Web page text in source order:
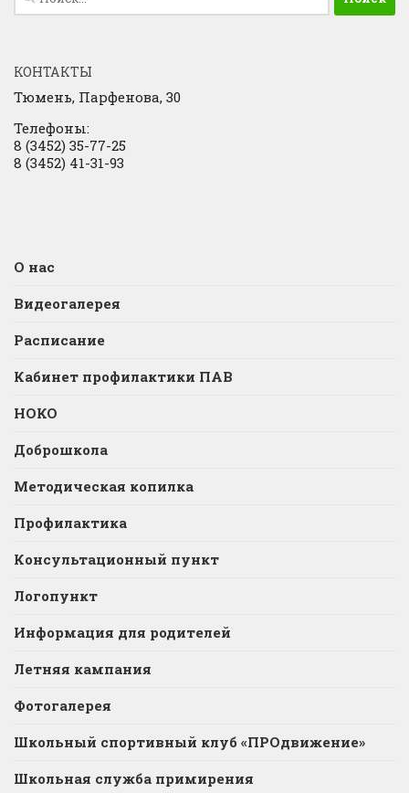
КОНТАКТЫ
Тюмень, Парфенова, 30
Телефоны:
8 (3452) 35-77-25
8 (3452) 41-31-93
О нас
Видеогалерея
Расписание
Кабинет профилактики ПАВ
НОКО
Доброшкола
Методическая копилка
Профилактика
Консультационный пункт
Логопункт
Информация для родителей
Летняя кампания
Фотогалерея
Школьный спортивный клуб «ПРОдвижение»
Школьная служба примирения